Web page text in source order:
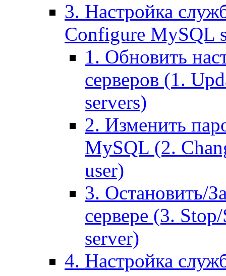
3. Настройка
Configure MySQL
1. Обновить
серверов (1.
servers)
2. Изменить
MySQL (2.
user)
3. Остановить/
сервере (3.
server)
4. Настройка